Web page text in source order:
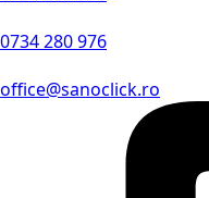
0734 280 976
office@sanoclick.ro